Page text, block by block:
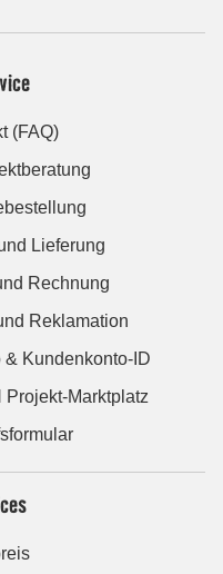
(FAQ)
Lieferung
Rechnung
Reklamation
Kundenkonto-ID
Marktplatz